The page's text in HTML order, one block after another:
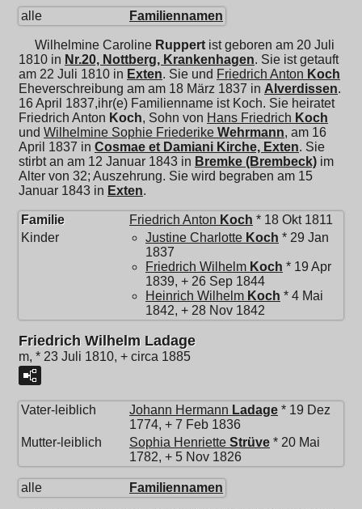
alle Familiennamen
Wilhelmine Caroline Ruppert ist geboren am 20 Juli
1810 in Nr.20, Nottberg, Krankenhagen. Sie ist getauft
am 22 Juli 1810 in Exten. Sie und Friedrich Anton Koch
Eheverschreibung am am 18 März 1837 in Alverdissen.
16 April 1837,ihr(e) Familienname ist Koch. Sie heiratet
Friedrich Anton Koch, Sohn von Hans Friedrich Koch
und Wilhelmine Sophie Friederike Wehrmann, am 16
April 1837 in Cosmae et Damiani Kirche, Exten. Sie
stirbt an am 12 Januar 1843 in Bremke (Brembeck) im
Alter von 32; Auszehrung. Sie wird begraben am 15
Januar 1843 in Exten.
Familie Friedrich Anton Koch * 18 Okt 1811
Kinder
Justine Charlotte Koch * 29 Jan
1837
Friedrich Wilhelm Koch * 19 Apr
1839, + 26 Sep 1844
Heinrich Wilhelm Koch * 4 Mai
1842, + 28 Nov 1842
Friedrich Wilhelm Ladage
m, * 23 Juli 1810, + circa 1885
Vater-leiblich Johann Hermann Ladage * 19 Dez
1774, + 7 Feb 1836
Mutter-leiblich
Sophia Henriette Strüve * 20 Mai
1782, + 5 Nov 1826
alle Familiennamen